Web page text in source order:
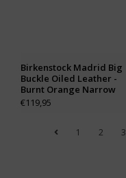
Birkenstock Madrid Big
Buckle Oiled Leather -
Burnt Orange Narrow
€119,95
1 2 3